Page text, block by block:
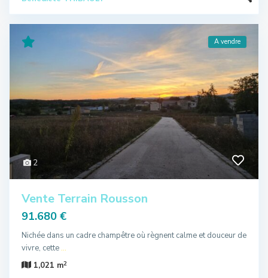
2
A vendre
Vente Terrain Rousson
91.680 €
Nichée dans un cadre champêtre où règnent calme et douceur de
vivre, cette ...
1,021 m2